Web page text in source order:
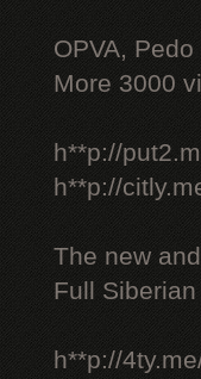
OPVA,
More 3000
h**p://
h**p://
The new
Full
h**p://